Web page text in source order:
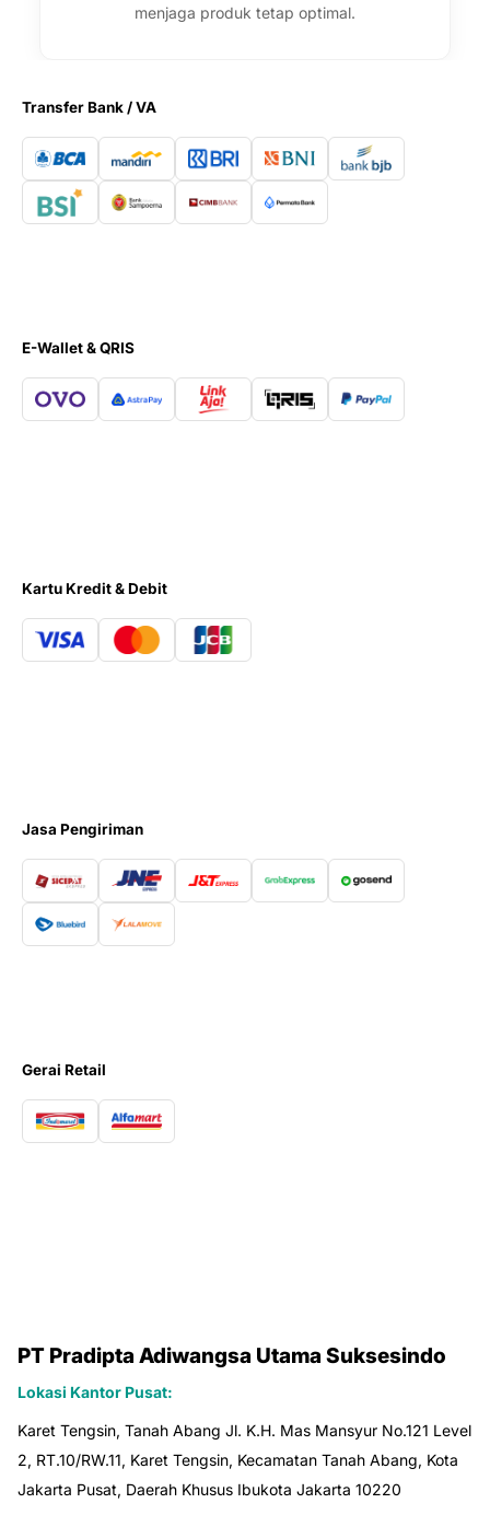
menjaga produk tetap optimal.
Transfer Bank / VA
E-Wallet & QRIS
Kartu Kredit & Debit
Jasa Pengiriman
Gerai Retail
PT Pradipta Adiwangsa Utama Suksesindo
Lokasi Kantor Pusat:
Karet Tengsin, Tanah Abang Jl. K.H. Mas Mansyur No.121 Level
2, RT.10/RW.11, Karet Tengsin, Kecamatan Tanah Abang, Kota
Jakarta Pusat, Daerah Khusus Ibukota Jakarta 10220